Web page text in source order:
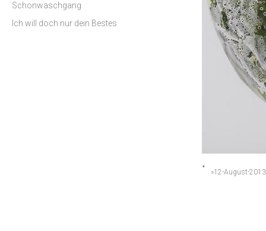
Schonwaschgang
Ich will doch nur dein Bestes
»12-August-